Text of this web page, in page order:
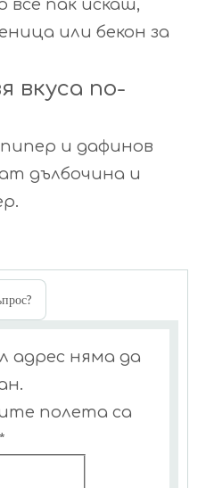
все пак искаш,
или бекон за
вкуса по-
и дафинов
дълбочина и
адрес няма да
полета са
*